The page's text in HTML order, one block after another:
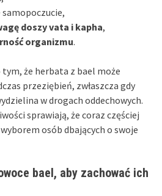
doszy vata i kapha,
organizmu.
że herbata z bael może
przeziębień, zwłaszcza gdy
w drogach oddechowych.
sprawiają, że coraz częściej
osób dbających o swoje
bael, aby zachować ich